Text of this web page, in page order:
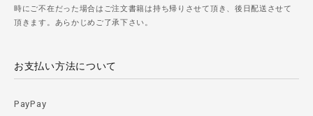
時にご不在だった場合はご注文書籍は持ち帰りさせて頂き、後日配送させて
頂きます。あらかじめご了承下さい。
お支払い方法について
PayPay